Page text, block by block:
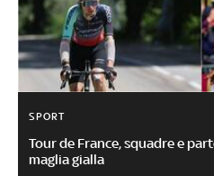
SPORT
Tour de France, squadre e
maglia gialla